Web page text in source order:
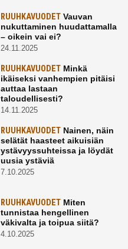
RUUHKAVUODETVauvan
nukuttaminen huudattamalla
– oikein vai ei?
24.11.2025
RUUHKAVUODETMinkä
ikäiseksi vanhempien pitäisi
auttaa lastaan
taloudellisesti?
14.11.2025
RUUHKAVUODETNainen, näin
selätät haasteet aikuisiän
ystävyyssuhteissa ja löydät
uusia ystäviä
7.10.2025
RUUHKAVUODETMiten
tunnistaa hengellinen
väkivalta ja toipua siitä?
4.10.2025